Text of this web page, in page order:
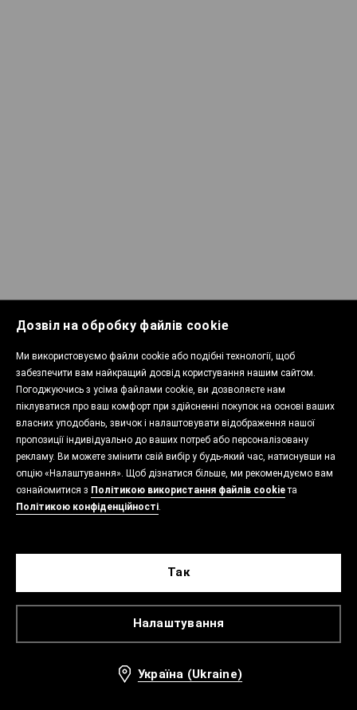
Дозвіл на обробку файлів cookie
Ми використовуємо файли cookie або подібні технології, щоб
забезпечити вам найкращий досвід користування нашим сайтом.
Погоджуючись з усіма файлами cookie, ви дозволяєте нам
піклуватися про ваш комфорт при здійсненні покупок на основі ваших
власних уподобань, звичок і налаштовувати відображення нашої
пропозиції індивідуально до ваших потреб або персоналізовану
рекламу. Ви можете змінити свій вибір у будь-який час, натиснувши на
опцію «Налаштування». Щоб дізнатися більше, ми рекомендуємо вам
ознайомитися з Політикою використання файлів cookieта
Політикою конфіденційності.
Налаштування
Так
Україна (Ukraine)